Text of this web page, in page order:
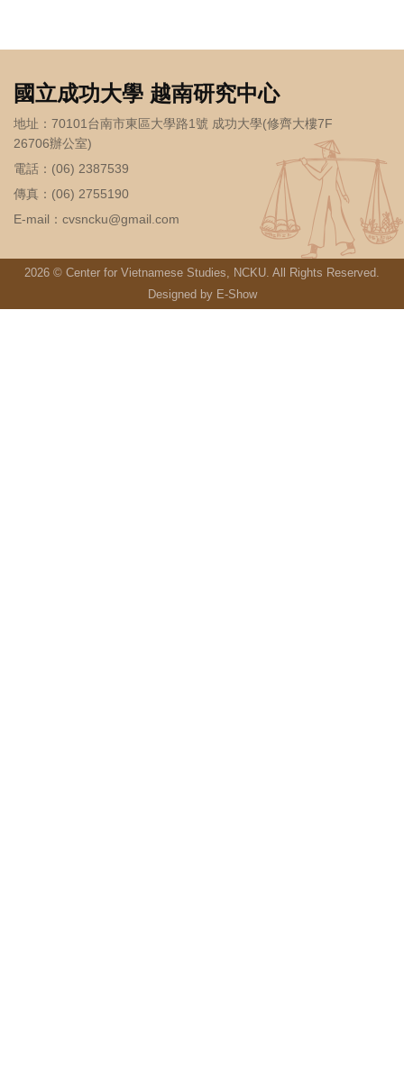
國立成功大學 越南研究中心
地址：70101台南市東區大學路1號 成功大學(修齊大樓7F
26706辦公室)
電話：(06) 2387539
傳真：(06) 2755190
E-mail： cvsncku@gmail.com
2026 © Center for Vietnamese Studies, NCKU. All Rights Reserved.
Designed by E-Show